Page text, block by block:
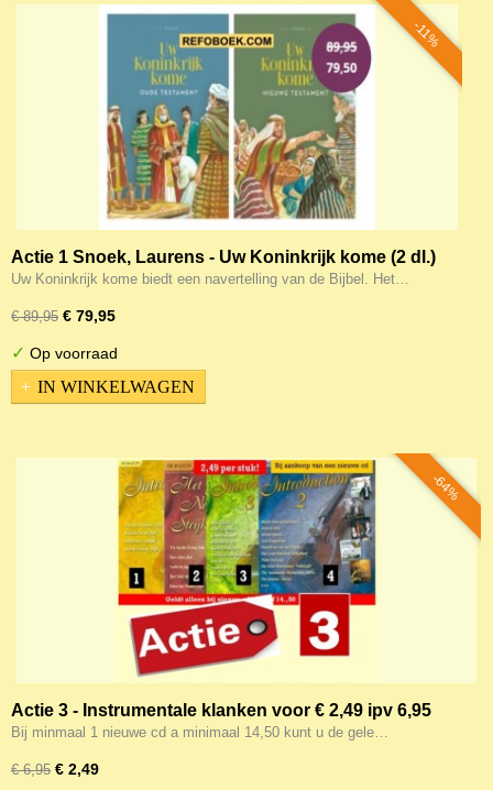
-11%
Actie 1 Snoek, Laurens - Uw Koninkrijk kome (2 dl.)
Uw Koninkrijk kome biedt een navertelling van de Bijbel. Het…
€ 89,95 € 79,95
✓ Op voorraad
IN WINKELWAGEN
-64%
Actie 3 - Instrumentale klanken voor € 2,49 ipv 6,95
Bij minmaal 1 nieuwe cd a minimaal 14,50 kunt u de gele…
€ 6,95 € 2,49